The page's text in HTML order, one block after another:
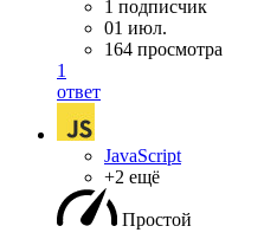
1 подписчик
01 июл.
164 просмотра
1
ответ
JavaScript
+2 ещё
Простой